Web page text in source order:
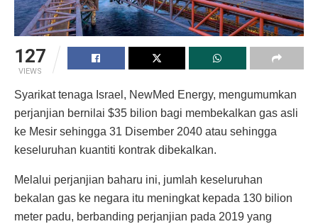
127
VIEWS
Syarikat tenaga Israel, NewMed Energy, mengumumkan
perjanjian bernilai $35 bilion bagi membekalkan gas asli
ke Mesir sehingga 31 Disember 2040 atau sehingga
keseluruhan kuantiti kontrak dibekalkan.
Melalui perjanjian baharu ini, jumlah keseluruhan
bekalan gas ke negara itu meningkat kepada 130 bilion
meter padu, berbanding perjanjian pada 2019 yang